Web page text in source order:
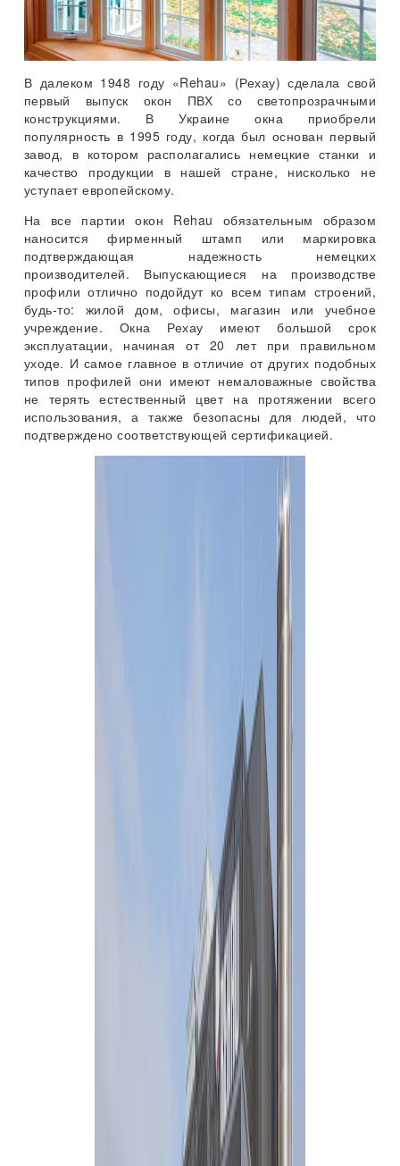
В далеком 1948 году «Rehau» (Рехау) сделала свой
первый выпуск окон ПВХ со светопрозрачными
конструкциями. В Украине окна приобрели
популярность в 1995 году, когда был основан первый
завод, в котором располагались немецкие станки и
качество продукции в нашей стране, нисколько не
уступает европейскому.
На все партии окон Rehau обязательным образом
наносится фирменный штамп или маркировка
подтверждающая надежность немецких
производителей. Выпускающиеся на производстве
профили отлично подойдут ко всем типам строений,
будь-то: жилой дом, офисы, магазин или учебное
учреждение. Окна Рехау имеют большой срок
эксплуатации, начиная от 20 лет при правильном
уходе. И самое главное в отличие от других подобных
типов профилей они имеют немаловажные свойства
не терять естественный цвет на протяжении всего
использования, а также безопасны для людей, что
подтверждено соответствующей сертификацией.